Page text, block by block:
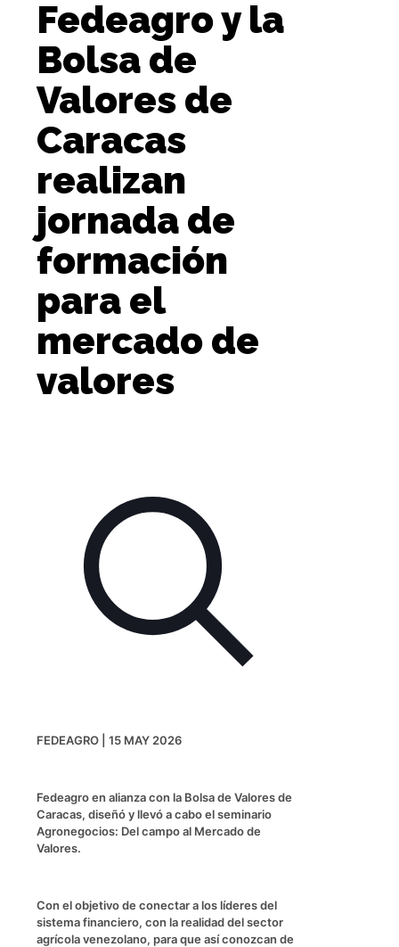
Fedeagro y la
Bolsa de
Valores de
Caracas
realizan
jornada de
formación
para el
mercado de
valores
FEDEAGRO | 15 MAY 2026
Fedeagro en alianza con la Bolsa de Valores de
Caracas, diseñó y llevó a cabo el seminario
Agronegocios: Del campo al Mercado de
Valores.
Con el objetivo de conectar a los líderes del
sistema financiero, con la realidad del sector
agrícola venezolano, para que así conozcan de